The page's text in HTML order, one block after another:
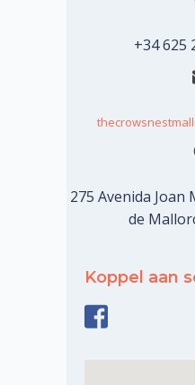
+34 625
275 Avenida Joan
de
Koppel aan